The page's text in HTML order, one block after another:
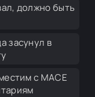
должно быть
засунул в
с MACE